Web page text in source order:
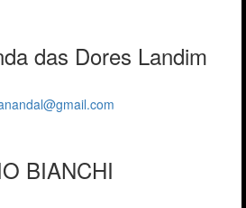
das Dores Landim
BIANCHI